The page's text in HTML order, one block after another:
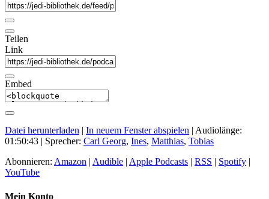
Teilen
Link
Embed
Datei herunterladen In neuem Fenster abspielen Audiolänge:
01:50:43 | Sprecher: Carl Georg, Ines, Matthias, Tobias
Abonnieren: Amazon Audible Apple Podcasts RSS Spotify
YouTube
Mein Konto